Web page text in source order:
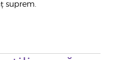
suprem.